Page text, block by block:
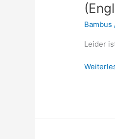
Bambus
Leider
(English)